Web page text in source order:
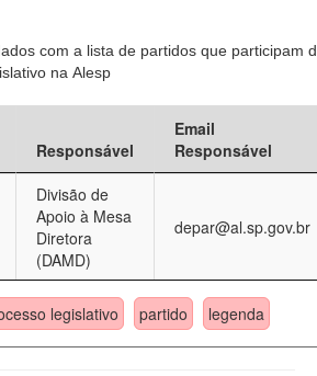
com a lista de partidos que participam
na Alesp
Responsável
Email
Responsável
Divisão de
Apoio à Mesa
Diretora
(DAMD)
depar@al.sp.gov.br
legislativo partido legenda